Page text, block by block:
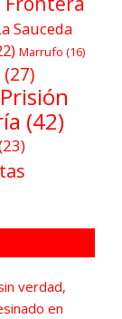
Sauceda
Marrufo (16)
(27)
Prisión
(42)
verdad,
en